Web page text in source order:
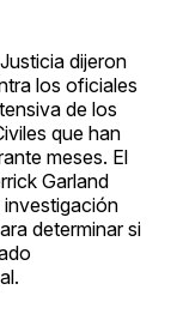
dijeron
los oficiales
de los
que han
meses. El
Garland
determinar si